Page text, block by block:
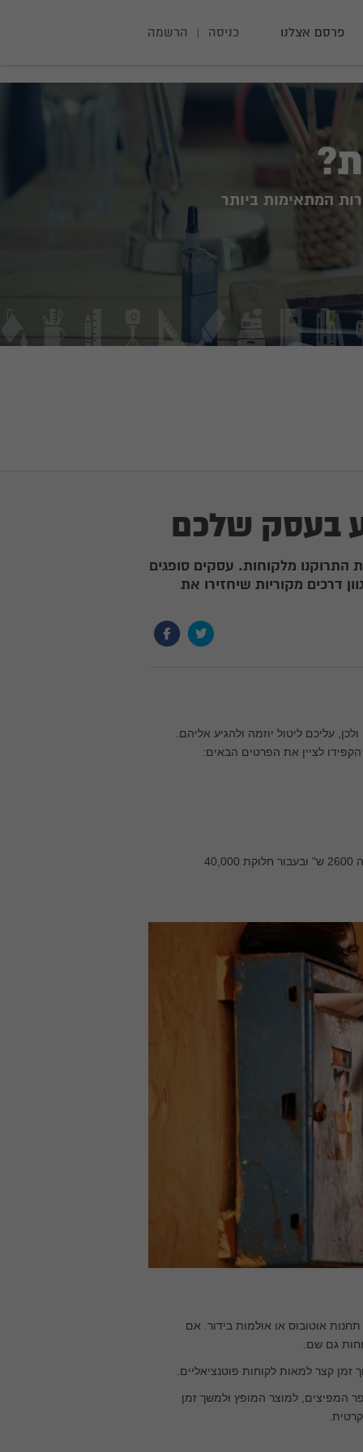
הרשמה | כניסה פרסם אצלנו
המתאימות ביותר
בעסק שלכם
התרוקנו מלקוחות. עסקים סופגים
דרכים מקוריות שיחזירו את
עליכם ליטול יוזמה ולהגיע אליהם.
לציין את הפרטים הבאים:
חלוקת 5,000 פליירים עולה 800 ₪, חלוקת 20,000 פליירים עולה 2600 ש" ובעבור חלוקת 40,000
אוטובוס או אולמות בידור. אם
גם שם.
זמן קצר למאות לקוחות פוטנציאליים.
המפיצים, למוצר המופץ ולמשך זמן